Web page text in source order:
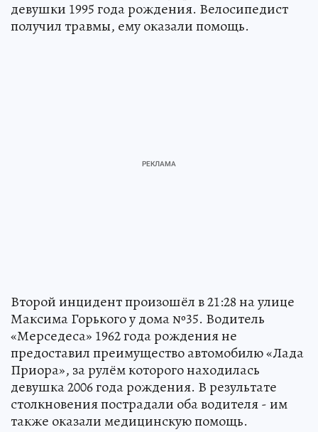
девушки 1995 года рождения. Велосипедист
получил травмы, ему оказали помощь.
Второй инцидент произошёл в 21:28 на улице
Максима Горького у дома №35. Водитель
«Мерседеса» 1962 года рождения не
предоставил преимущество автомобилю «Лада
Приора», за рулём которого находилась
девушка 2006 года рождения. В результате
столкновения пострадали оба водителя - им
также оказали медицинскую помощь.